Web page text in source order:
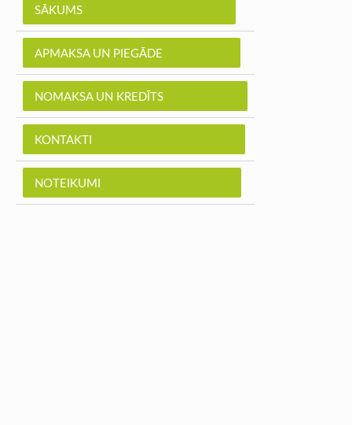
SĀKUMS
APMAKSA UN PIEGĀDE
NOMAKSA UN KREDĪTS
KONTAKTI
NOTEIKUMI